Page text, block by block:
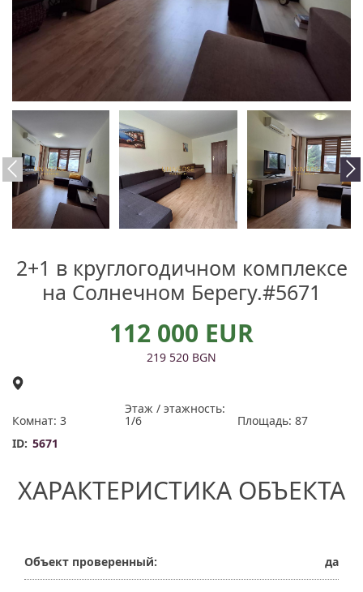
2+1 в круглогодичном комплексе
на Солнечном Берегу.#5671
112 000 EUR
219 520 BGN
Комнат: 3
Этаж / этажность:
1/6
Площадь: 87
ID: 5671
ХАРАКТЕРИСТИКА ОБЪЕКТА
Объект проверенный: да